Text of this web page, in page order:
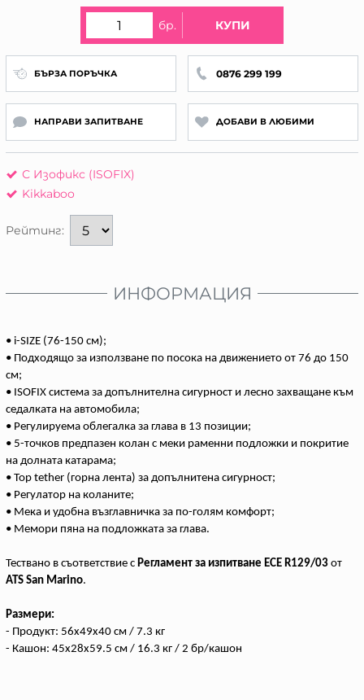
бр. КУПИ
БЪРЗА ПОРЪЧКА 0876 299 199
НАПРАВИ ЗАПИТВАНЕ ДОБАВИ В ЛЮБИМИ
С Изофикс (ISOFIX)
Kikkaboo
Рейтинг:
ИНФОРМАЦИЯ
• i-SIZE (76-150 см);
• Подходящо за използване по посока на движението от 76 до 150
см;
• ISOFIX система за допълнителна сигурност и лесно захващане към
седалката на автомобила;
• Регулируема облегалка за глава в 13 позиции;
• 5-точков предпазен колан с меки раменни подложки и покритие
на долната катарама;
• Top tether (горна лента) за допълнитена сигурност;
• Регулатор на коланите;
• Мека и удобна възглавничка за по-голям комфорт;
• Мемори пяна на подложката за глава.
Тествано в съответствие с Регламент за изпитване ECE R129/03 от
ATS San Marino.
Размери:
- Продукт: 56x49x40 см / 7.3 кг
- Кашон: 45x28x59.5 см / 16.3 кг / 2 бр/кашон